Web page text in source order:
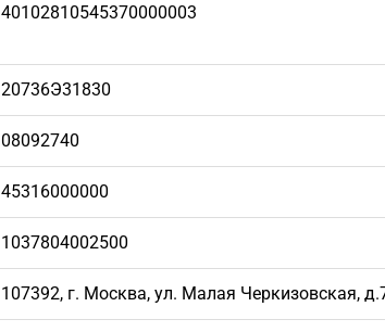
40102810545370000003
20736Э31830
08092740
45316000000
1037804002500
107392, г. Москва, ул. Малая Черкизовская,